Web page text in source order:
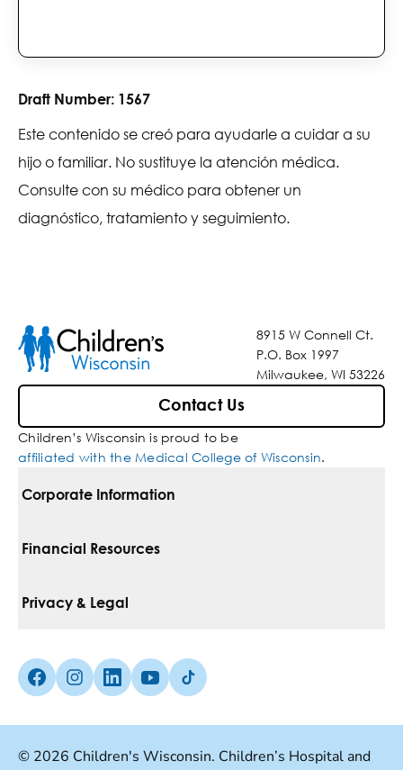
Draft Number: 1567
Este contenido se creó para ayudarle a cuidar a su
hijo o familiar. No sustituye la atención médica.
Consulte con su médico para obtener un
diagnóstico, tratamiento y seguimiento.
8915 W Connell Ct.
P.O. Box 1997
Milwaukee, WI 53226
Contact Us
Children’s Wisconsin is proud to be
affiliated with the Medical College of Wisconsin.
Corporate Information
For Vendors
Media Inquiries
Financial Resources
Pay Your Bill
Insurances We Accept
Privacy & Legal
Non-Discrimination Policy
Facebook (Opens in a new tab)
Instagram (Opens in a new tab)
linkedin (Opens in a new tab)
Youtube (Opens in a new tab)
Tiktok (Opens in a new tab)
© 2026 Children's Wisconsin. Children’s Hospital and